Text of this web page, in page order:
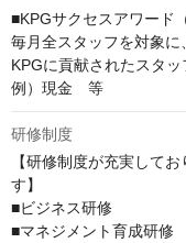
■KPGサクセスアワード
毎月全スタッフを対象に
KPGに貢献されたスタ
例）現金　等
研修制度
【研修制度が充実して
す】
■ビジネス研修
■マネジメント育成研修